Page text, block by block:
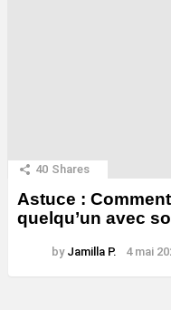
40 Shares
Astuce :
quelqu’un avec
by Jamilla P. 4 mai